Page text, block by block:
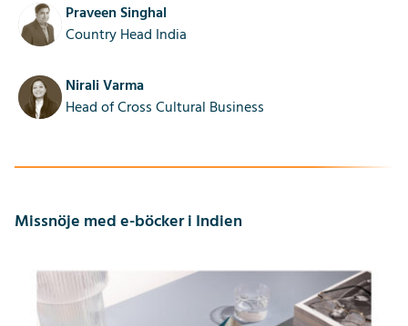
Praveen Singhal
Country Head India
Nirali Varma
Head of Cross Cultural Business
Missnöje med e-böcker i Indien